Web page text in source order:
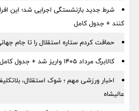
کنند + جدول کامل
حماقت کردم ستاره استقلال را تا جام
کالابرگ مرداد ۱۴۰۵ واریز شد + جدول کامل
اخبار ورزشی مهم ؛ شوک استقلال،
عالیشاه